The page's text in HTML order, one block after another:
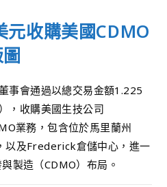
元收購美國CDMO
事會通過以總交易金額1.225
，收購美國生技公司
業務，包含位於馬里蘭州
以及Frederick倉儲中心，進一
製造（CDMO）布局。